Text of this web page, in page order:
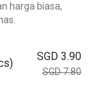
harga biasa,
SGD 3.90
SGD 7.80